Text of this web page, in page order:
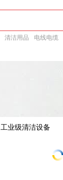
清洁用品 电线电缆
工业级清洁设备